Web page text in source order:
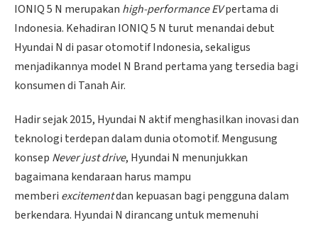
IONIQ 5 N merupakan high-performance EVpertama di
Indonesia. Kehadiran IONIQ 5 N turut menandai debut
Hyundai N di pasar otomotif Indonesia, sekaligus
menjadikannya model N Brand pertama yang tersedia bagi
konsumen di Tanah Air.
Hadir sejak 2015, Hyundai N aktif menghasilkan inovasi dan
teknologi terdepan dalam dunia otomotif. Mengusung
konsep Never just drive, Hyundai N menunjukkan
bagaimana kendaraan harus mampu
memberi excitementdan kepuasan bagi pengguna dalam
berkendara. Hyundai N dirancang untuk memenuhi